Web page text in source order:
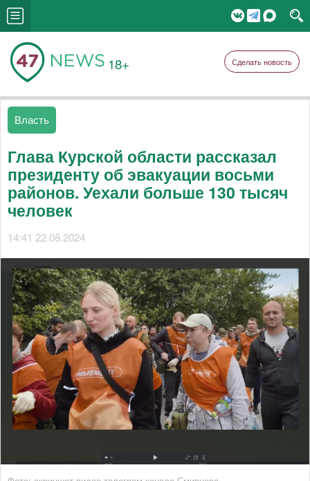
18+ Сделать новость
Власть
Глава Курской области рассказал
президенту об эвакуации восьми
районов. Уехали больше 130 тысяч
человек
14:41 22.08.2024